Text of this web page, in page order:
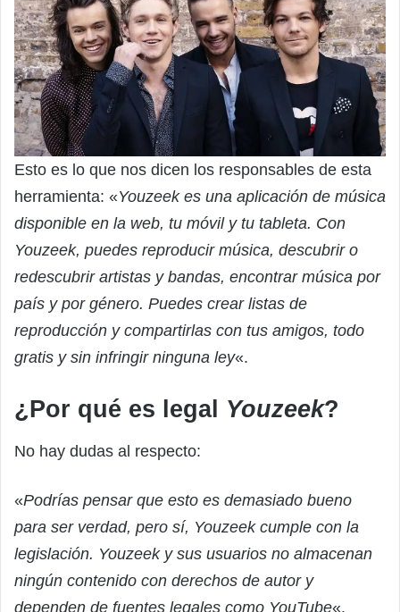
Esto es lo que nos dicen los responsables de esta
herramienta: «Youzeek es una aplicación de música
disponible en la web, tu móvil y tu tableta. Con
Youzeek, puedes reproducir música, descubrir o
redescubrir artistas y bandas, encontrar música por
país y por género. Puedes crear listas de
reproducción y compartirlas con tus amigos, todo
gratis y sin infringir ninguna ley«.
¿Por qué es legal Youzeek?
No hay dudas al respecto:
«Podrías pensar que esto es demasiado bueno
para ser verdad, pero sí, Youzeek cumple con la
legislación. Youzeek y sus usuarios no almacenan
ningún contenido con derechos de autor y
dependen de fuentes legales como YouTube«.